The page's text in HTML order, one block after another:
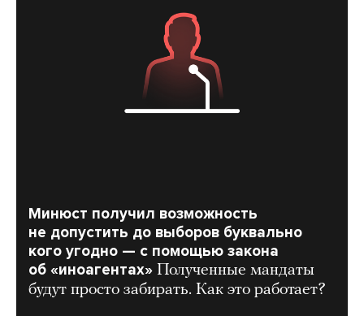
Минюст получил возможность
не допустить до выборов буквально
кого угодно — с помощью закона
об «иноагентах» Полученные мандаты
будут просто забирать. Как это работает?